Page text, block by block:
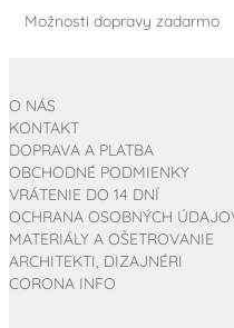
Možnosti dopravy zadarmo
O NÁS
KONTAKT
DOPRAVA A PLATBA
OBCHODNÉ PODMIENKY
VRÁTENIE DO 14 DNÍ
OCHRANA OSOBNÝCH
MATERIÁLY A OŠETROVANIE
ARCHITEKTI, DIZAJNÉRI
CORONA INFO